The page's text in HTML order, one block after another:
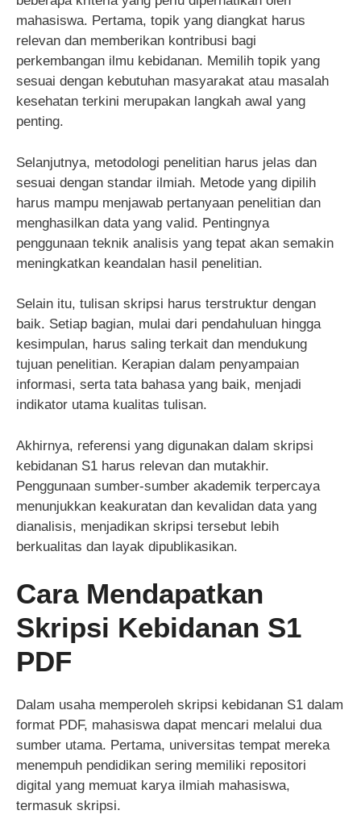
mahasiswa. Pertama, topik yang diangkat harus
relevan dan memberikan kontribusi bagi
perkembangan ilmu kebidanan. Memilih topik yang
sesuai dengan kebutuhan masyarakat atau masalah
kesehatan terkini merupakan langkah awal yang
penting.
Selanjutnya, metodologi penelitian harus jelas dan
sesuai dengan standar ilmiah. Metode yang dipilih
harus mampu menjawab pertanyaan penelitian dan
menghasilkan data yang valid. Pentingnya
penggunaan teknik analisis yang tepat akan semakin
meningkatkan keandalan hasil penelitian.
Selain itu, tulisan skripsi harus terstruktur dengan
baik. Setiap bagian, mulai dari pendahuluan hingga
kesimpulan, harus saling terkait dan mendukung
tujuan penelitian. Kerapian dalam penyampaian
informasi, serta tata bahasa yang baik, menjadi
indikator utama kualitas tulisan.
Akhirnya, referensi yang digunakan dalam skripsi
kebidanan S1 harus relevan dan mutakhir.
Penggunaan sumber-sumber akademik terpercaya
menunjukkan keakuratan dan kevalidan data yang
dianalisis, menjadikan skripsi tersebut lebih
berkualitas dan layak dipublikasikan.
Cara Mendapatkan
Skripsi Kebidanan S1
PDF
Dalam usaha memperoleh skripsi kebidanan S1 dalam
format PDF, mahasiswa dapat mencari melalui dua
sumber utama. Pertama, universitas tempat mereka
menempuh pendidikan sering memiliki repositori
digital yang memuat karya ilmiah mahasiswa,
termasuk skripsi.